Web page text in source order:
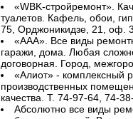
«WBK-стройремонт».
туалетов. Кафель, обои,
75, Орджоникидзе, 21, оф.
«ААА». Все виды
гаражи, дома. Любая
договорная. Город,
«Алиот» - комплексный
производственных
качества. Т. 74-97-64, 74-
Абсолютно все виды